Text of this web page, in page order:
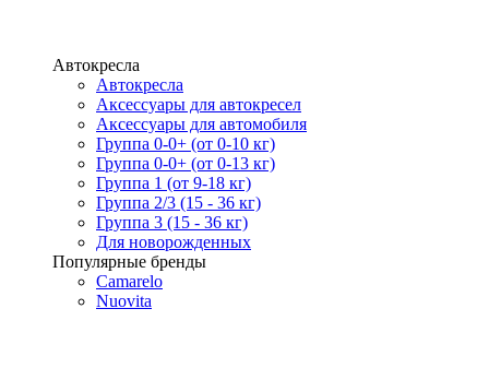
Автокресла
Автокресла
Аксессуары для автокресел
Аксессуары для автомобиля
Группа 0-0+ (от 0-10 кг)
Группа 0-0+ (от 0-13 кг)
Группа 1 (от 9-18 кг)
Группа 2/3 (15 - 36 кг)
Группа 3 (15 - 36 кг)
Для новорожденных
Популярные бренды
Camarelo
Nuovita